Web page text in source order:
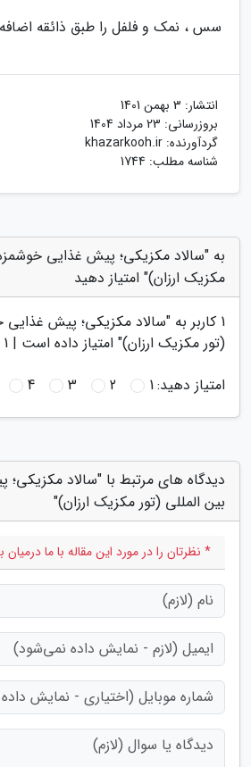
سس ، نمک و فلفل را طبق ذائقه
انتشار: 3 بهمن 1401
بروزرسانی: 23 مرداد 1404
گردآورنده: khazarkooh.ir
شناسه مطلب: 1744
به "سالاد مکزیکی؛ پیش غذایی
مکزیک ارزان)" امتیاز دهید
1 کاربر به "سالاد مکزیکی؛ پیش غذایی
(تور مکزیک ارزان)" امتیاز داده است | 1
امتیاز دهید:1
2
3
4
دیدگاه های مرتبط با "سالاد
بین المللی (تور مکزیک ارزان)"
* نظرتان را در مورد این مقاله با ما درمیان